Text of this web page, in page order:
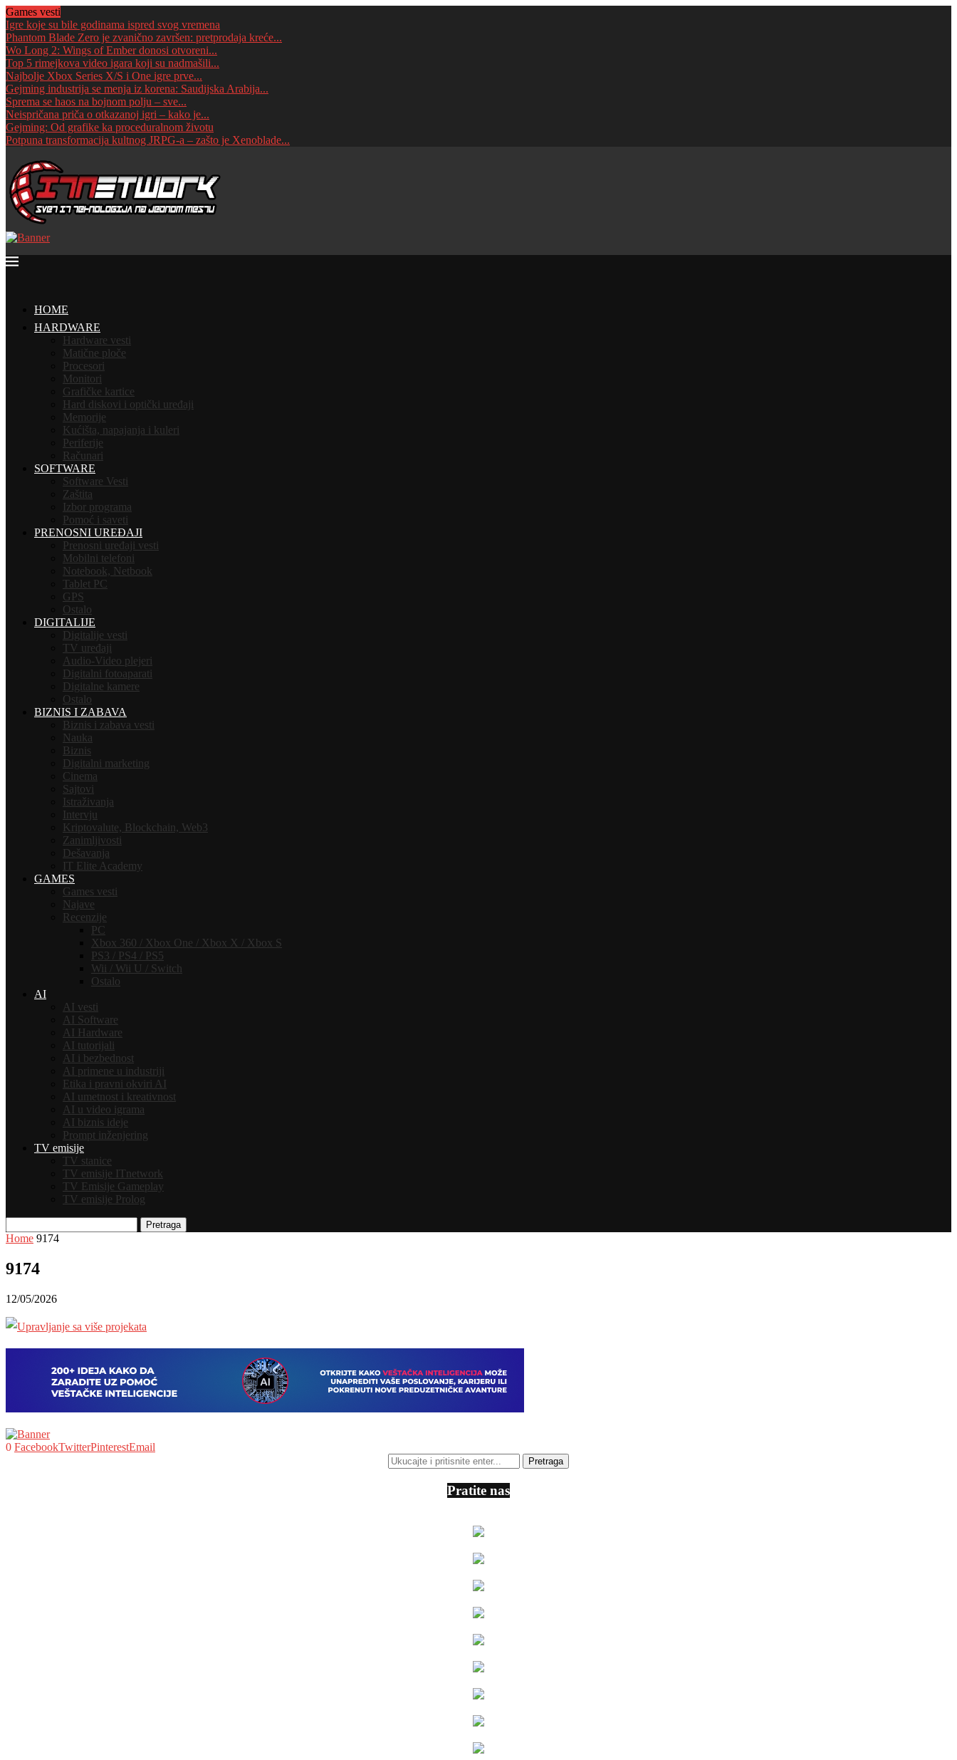
Games vesti
Igre koje su bile godinama ispred svog vremena
Phantom Blade Zero je zvanično završen: pretprodaja kreće...
Wo Long 2: Wings of Ember donosi otvoreni...
Top 5 rimejkova video igara koji su nadmašili...
Najbolje Xbox Series X/S i One igre prve...
Gejming industrija se menja iz korena: Saudijska Arabija...
Sprema se haos na bojnom polju – sve...
Neispričana priča o otkazanoj igri – kako je...
Gejming: Od grafike ka proceduralnom životu
Potpuna transformacija kultnog JRPG-a – zašto je Xenoblade...
HOME
HARDWARE
Hardware vesti
Matične ploče
Procesori
Monitori
Grafičke kartice
Hard diskovi i optički uređaji
Memorije
Kućišta, napajanja i kuleri
Periferije
Računari
SOFTWARE
Software Vesti
Zaštita
Izbor programa
Pomoć i saveti
PRENOSNI UREĐAJI
Prenosni uređaji vesti
Mobilni telefoni
Notebook, Netbook
Tablet PC
GPS
Ostalo
DIGITALIJE
Digitalije vesti
TV uređaji
Audio-Video plejeri
Digitalni fotoaparati
Digitalne kamere
Ostalo
BIZNIS I ZABAVA
Biznis i zabava vesti
Nauka
Biznis
Digitalni marketing
Cinema
Sajtovi
Istraživanja
Intervju
Kriptovalute, Blockchain, Web3
Zanimljivosti
Dešavanja
IT Elite Academy
GAMES
Games vesti
Najave
Recenzije
PC
Xbox 360 / Xbox One / Xbox X / Xbox S
PS3 / PS4 / PS5
Wii / Wii U / Switch
Ostalo
AI
AI vesti
AI Software
AI Hardware
AI tutorijali
AI i bezbednost
AI primene u industriji
Etika i pravni okviri AI
AI umetnost i kreativnost
AI u video igrama
AI biznis ideje
Prompt inženjering
TV emisije
TV stanice
TV emisije ITnetwork
TV Emisije Gameplay
TV emisije Prolog
Pretraga
Home 9174
9174
12/05/2026
0 FacebookTwitterPinterestEmail
Pratite nas